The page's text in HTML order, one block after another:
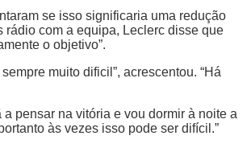
se isso significaria uma redução
rádio com a equipa, Leclerc disse que
o objetivo”.
muito dificil”, acrescentou. “Há
a pensar na vitória e vou dormir à noite a
às vezes isso pode ser difícil.”